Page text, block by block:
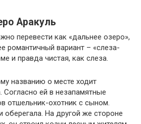
Аракуль
перевести как «дальнее озеро»,
романтичный вариант – «слеза-
и правда чистая, как слеза.
названию о месте ходит
Согласно ей в незапамятные
отшельник-охотник с сыном.
оберегала. На другой же стороне